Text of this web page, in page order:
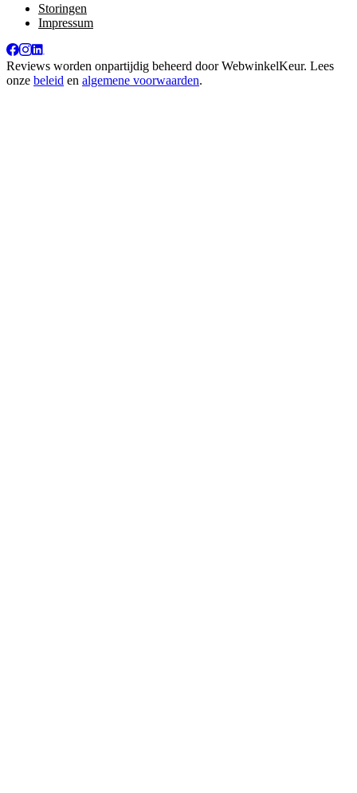
Storingen
Impressum
Reviews worden onpartijdig beheerd doorWebwinkelKeur. Lees
onze beleid en algemene voorwaarden.